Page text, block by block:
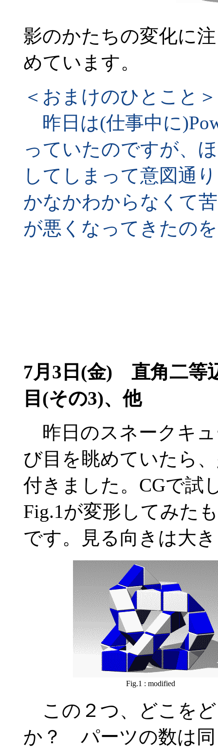
影のかたちの変化に
めています。
＜おまけのひとこと＞
昨日は(仕事中に
っていたのですが、
してしまって意図通
かなかわからなくて
が悪くなってきたの
7月3日(金) 直角二等
目(その3)、他
昨日のスネークキ
び目を眺めていたら
付きました。CGで試
Fig.1が変形してみた
です。見る向きは大
Fig.1 : modified
この２つ、どこを
か？ パーツの数は同